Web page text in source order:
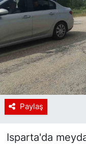
Paylaş
Isparta'da
YEREL
Haberde
Tanıtım